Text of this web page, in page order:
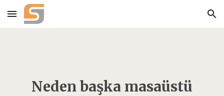
Skip to main content Skip to navigation
Neden başka masaüstü